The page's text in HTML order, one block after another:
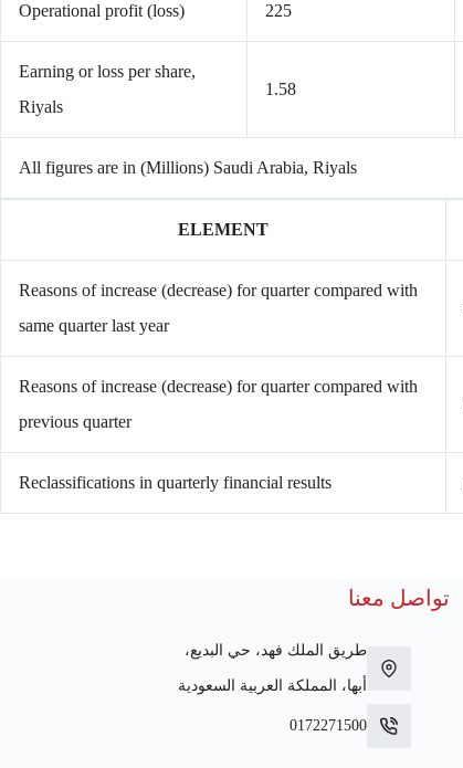
Operational profit (loss) 225
Earning or loss per share,
Riyals
1.58
All figures are in (Millions) Saudi Arabia, Riyals
ELEMENT
Reasons of increase (decrease) for quarter compared with
same quarter last year
Reasons of increase (decrease) for quarter compared with
previous quarter
Reclassifications in quarterly financial results
تواصل معنا
طريق الملك فهد، حي البديع،
أبها، المملكة العربية السعودية
0172271500